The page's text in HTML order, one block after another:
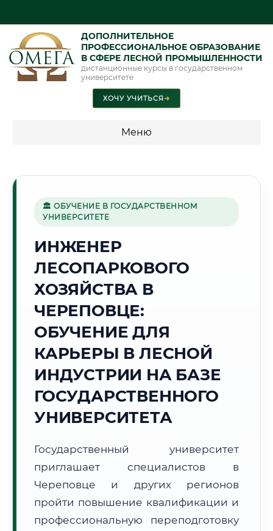
ДОПОЛНИТЕЛЬНОЕ
ПРОФЕССИОНАЛЬНОЕ ОБРАЗОВАНИЕ
В СФЕРЕ ЛЕСНОЙ ПРОМЫШЛЕННОСТИ
дистанционные курсы в государственном
университете
ХОЧУ УЧИТЬСЯ➜
Меню
промышленность"
Г. ЧЕРЕПОВЕЦ
Точное местное время:
10:15:06
Суббота, 8 Августа
2026 г.
🌅 Восход:04:31 🌇 Закат: 20:37
Световой день:16 ч. 6 мин.
Субъект:
Вологодская область
Тел. код:
+7 (8202)
Почтовые индексы:
162600–162699
Часовой пояс:
🏛 ОБУЧЕНИЕ В ГОСУДАРСТВЕННОМ
УНИВЕРСИТЕТЕ
ИНЖЕНЕР
ЛЕСОПАРКОВОГО
ХОЗЯЙСТВА В
ЧЕРЕПОВЦЕ:
ОБУЧЕНИЕ ДЛЯ
КАРЬЕРЫ В ЛЕСНОЙ
ИНДУСТРИИ НА БАЗЕ
ГОСУДАРСТВЕННОГО
УНИВЕРСИТЕТА
Государственный университет
приглашает специалистов в
Череповце и других регионов
пройти повышение квалификации и
профессиональную переподготовку